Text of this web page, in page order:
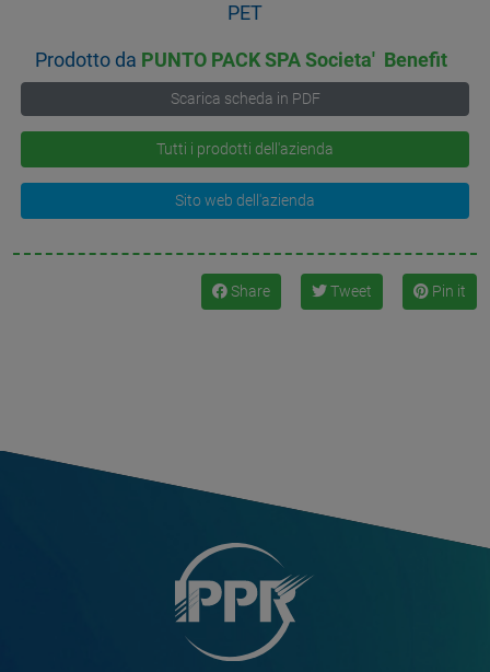
PET
Prodotto da PUNTO PACK SPA Societa' Benefit
Scarica scheda in PDF
Tutti i prodotti dell'azienda
Sito web dell'azienda
Share Tweet Pin it